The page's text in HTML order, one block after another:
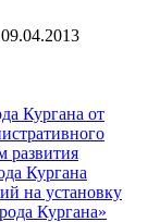
Кургана от
развития
Кургана
на установку
Кургана»